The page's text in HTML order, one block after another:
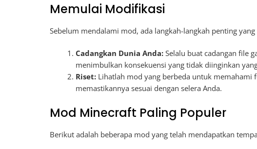
Memulai Modifikasi
Sebelum mendalami mod, ada langkah-langkah penting
Cadangkan Dunia Anda: Selalu buat cadangan file
menimbulkan konsekuensi yang tidak diinginkan
Riset: Lihatlah mod yang berbeda untuk memahami
memastikannya sesuai dengan selera Anda.
Mod Minecraft Paling Populer
Berikut adalah beberapa mod yang telah mendapatkan